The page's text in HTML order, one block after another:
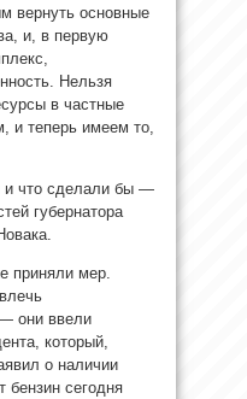
вернуть основные
и, в первую
Нельзя
в частные
и теперь имеем то,
и что сделали бы —
губернатора
приняли мер.
— они ввели
который,
о наличии
бензин сегодня